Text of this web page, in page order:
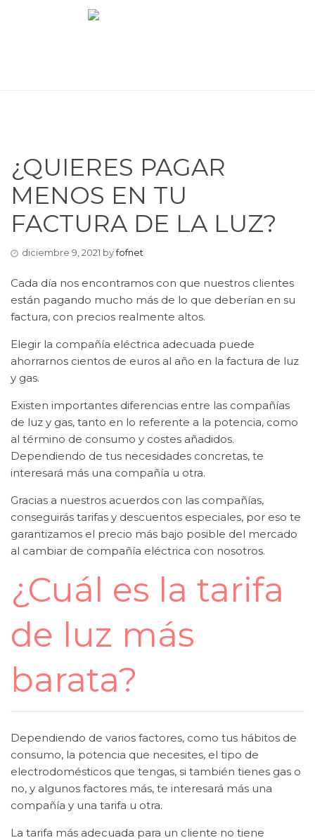
¿QUIERES PAGAR
MENOS EN TU
FACTURA DE LA LUZ?
diciembre 9, 2021 byfofnet
Cada día nos encontramos con que nuestros clientes
están pagando mucho más de lo que deberían en su
factura, con precios realmente altos.
Elegir la compañía eléctrica adecuada puede
ahorrarnos cientos de euros al año en la factura de luz
y gas.
Existen importantes diferencias entre las compañías
de luz y gas, tanto en lo referente a la potencia, como
al término de consumo y costes añadidos.
Dependiendo de tus necesidades concretas, te
interesará más una compañía u otra.
Gracias a nuestros acuerdos con las compañías,
conseguirás tarifas y descuentos especiales, por eso te
garantizamos el precio más bajo posible del mercado
al cambiar de compañía eléctrica con nosotros.
¿Cuál es la tarifa
de luz más
barata?
Dependiendo de varios factores, como tus hábitos de
consumo, la potencia que necesites, el tipo de
electrodomésticos que tengas, si también tienes gas o
no, y algunos factores más, te interesará más una
compañía y una tarifa u otra.
La tarifa más adecuada para un cliente no tiene